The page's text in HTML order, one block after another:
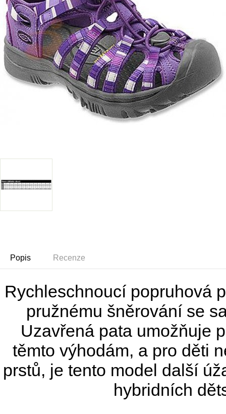
Popis Recenze
Rychleschnoucí popruhová
pružnému šněrování se
Uzavřená pata umožňuje
těmto výhodám, a pro děti
prstů, je tento model další
hybridních